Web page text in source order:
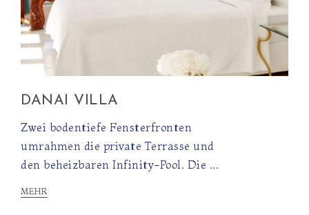
DANAI VILLA
Zwei bodentiefe Fensterfronten
umrahmen die private Terrasse und
den beheizbaren Infinity-Pool. Die ...
MEHR